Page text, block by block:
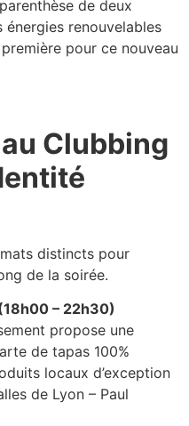
de deux
énergies renouvelables
pour ce nouveau
Clubbing
distincts pour
de la soirée.
– 22h30)
propose une
de tapas 100%
locaux d’exception
de Lyon – Paul